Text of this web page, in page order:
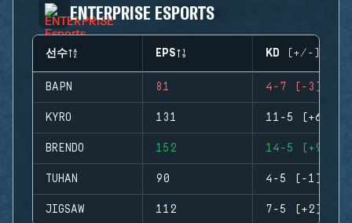
ENTERPRISE ESPORTS
선수 EPS KD (+/-)
BAPN 81 4-7 (-3)
KYRO 131 11-5 (+6)
BRENDO 152 14-5 (+9)
TUHAN 90 4-5 (-1)
JIGSAW 112 7-5 (+2)